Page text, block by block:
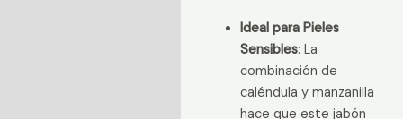
Ideal para Pieles
Sensibles: La
combinación de
caléndula y manzanilla
hace que este jabón